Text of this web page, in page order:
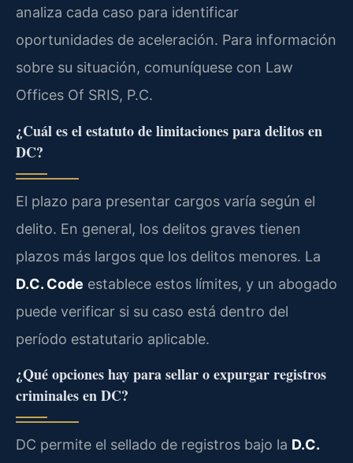
analiza cada caso para identificar
oportunidades de aceleración. Para información
sobre su situación, comuníquese con Law
Offices Of SRIS, P.C.
¿Cuál es el estatuto de limitaciones para delitos en
DC?
El plazo para presentar cargos varía según el
delito. En general, los delitos graves tienen
plazos más largos que los delitos menores. La
D.C. Code establece estos límites, y un abogado
puede verificar si su caso está dentro del
período estatutario aplicable.
¿Qué opciones hay para sellar o expurgar registros
criminales en DC?
DC permite el sellado de registros bajo la D.C.